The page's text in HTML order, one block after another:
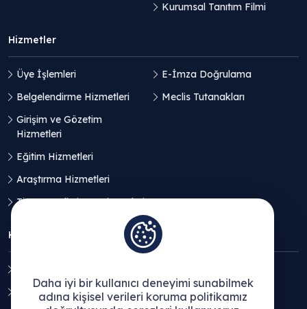
Kurumsal Tanıtım Filmi
Hizmetler
Üye İşlemleri
Belgelendirme Hizmetleri
Girişim ve Gözetim
Hizmetleri
Eğitim Hizmetleri
Araştırma Hizmetleri
Ticaret Geliştirme Hizmetleri
E-İmza Doğrulama
Meclis Tutanakları
KVKK
Açık Rıza Beyanı
Daha iyi bir kullanıcı deneyimi sunabilmek
adına kişisel verileri koruma politikamız